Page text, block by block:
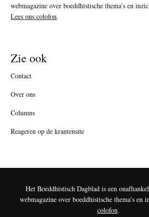
webmagazine over boeddhistische thema’s en
Lees ons colofon.
Zie ook
Contact
Over ons
Columns
Reageren op de krantensite
Het Boeddhistisch Dagblad is een
webmagazine over boeddhistische thema’s en
colofon.